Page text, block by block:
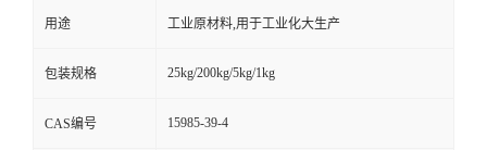
用途 工业原材料,用于工业化大生产
包装规格 25kg/200kg/5kg/1kg
CAS编号 15985-39-4